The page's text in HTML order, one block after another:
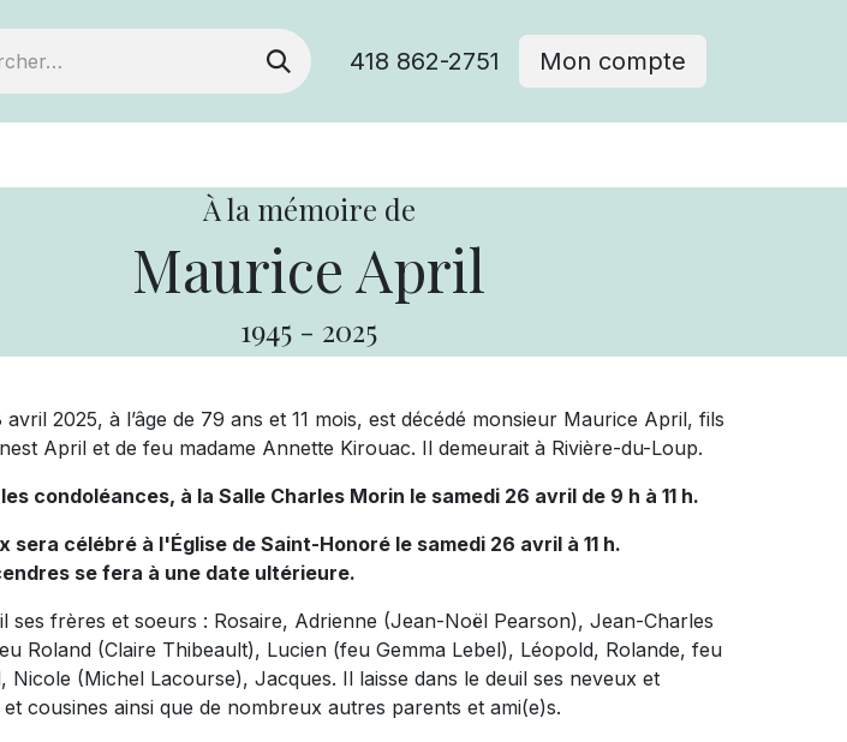
418 862-2751 Mon compte
À la mémoire de
Maurice April
1945 - 2025
2025, à l’âge de 79 ans et 11 mois, est décédé monsieur Maurice April, fils
April et de feu madame Annette Kirouac. Il demeurait à Rivière-du-Loup.
condoléances, à la Salle Charles Morin le samedi 26 avril de 9 h à 11 h.
sera célébré à l'Église de Saint-Honoré le samedi 26 avril à 11 h.
se fera à une date ultérieure.
ses frères et soeurs : Rosaire, Adrienne (Jean-Noël Pearson), Jean-Charles
Roland (Claire Thibeault), Lucien (feu Gemma Lebel), Léopold, Rolande, feu
Nicole (Michel Lacourse), Jacques. Il laisse dans le deuil ses neveux et
cousines ainsi que de nombreux autres parents et ami(e)s.